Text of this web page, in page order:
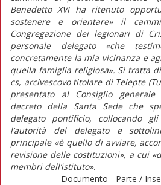
Benedetto XVI ha ritenuto
sostenere e orientare» il
Congregazione dei legionari di
personale delegato «che
concretamente la mia vicinanza e
quella famiglia religiosa». Si tratta
cs, arcivescovo titolare di Telepte
presentato al Consiglio
decreto della Santa Sede che
delegato pontificio, collocando
l’autorità del delegato e
principale «è quello di avviare,
revisione delle costituzioni», a cui
membri dell’istituto».
Documento - Parte /